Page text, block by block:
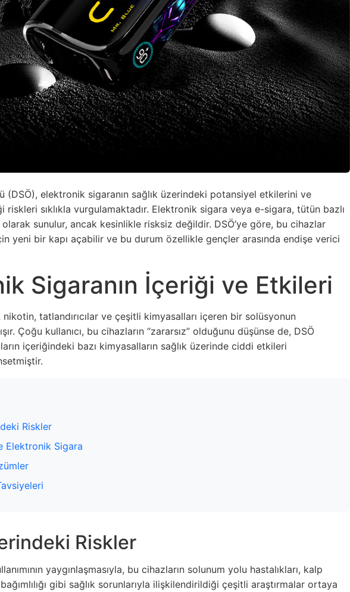
(DSÖ), elektronik sigaranın sağlık üzerindeki potansiyel etkilerini ve
riskleri sıklıkla vurgulamaktadır. Elektronik sigara veya e-sigara, tütün bazlı
sunulur, ancak kesinlikle risksiz değildir. DSÖ’ye göre, bu cihazlar
yeni bir kapı açabilir ve bu durum özellikle gençler arasında endişe verici
Sigaranın İçeriği ve Etkileri
tatlandırıcılar ve çeşitli kimyasalları içeren bir solüsyonun
Çoğu kullanıcı, bu cihazların “zararsız” olduğunu düşünse de, DSÖ
içeriğindeki bazı kimyasalların sağlık üzerinde ciddi etkileri
Riskler
Elektronik Sigara
Riskler
yaygınlaşmasıyla, bu cihazların solunum yolu hastalıkları, kalp
gibi sağlık sorunlarıyla ilişkilendirildiği çeşitli araştırmalar ortaya